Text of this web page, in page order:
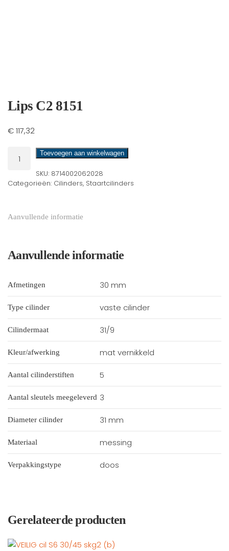
Lips C2 8151
€117,32
aantal
Toevoegen aan winkelwagen
SKU: 8714002062028
Categorieën: Cilinders, Staartcilinders
Aanvullende informatie
Aanvullende informatie
Afmetingen 30 mm
Type cilinder vaste cilinder
Cilindermaat 31/9
Kleur/afwerking mat vernikkeld
Aantal cilinderstiften 5
Aantal sleutels meegeleverd 3
Diameter cilinder 31 mm
Materiaal messing
Verpakkingstype doos
Gerelateerde producten